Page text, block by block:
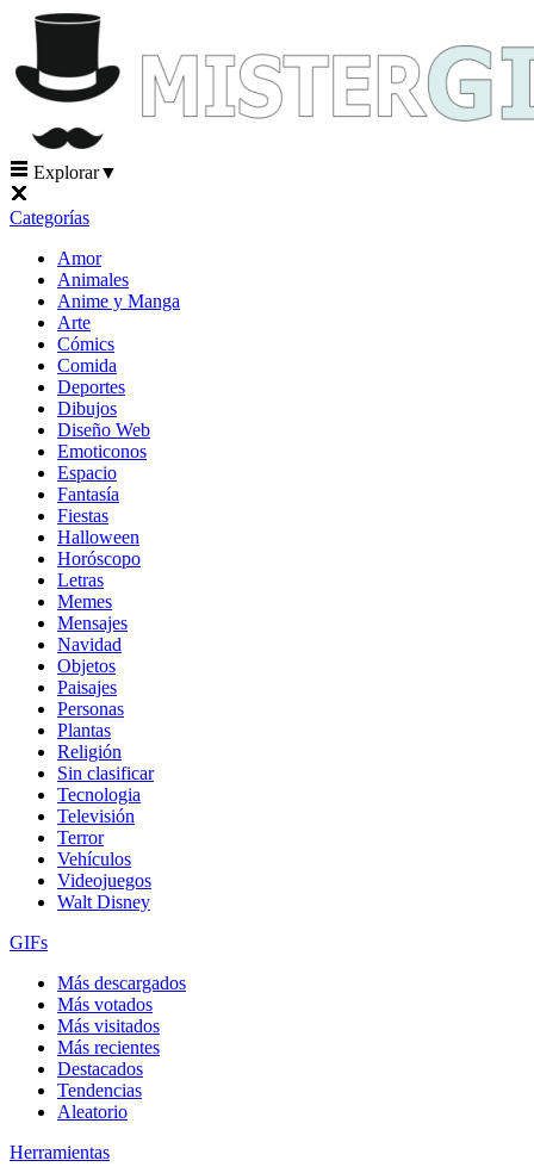
Explorar▼
Categorías
Amor
Animales
Anime y Manga
Arte
Cómics
Comida
Deportes
Dibujos
Diseño Web
Emoticonos
Espacio
Fantasía
Fiestas
Halloween
Horóscopo
Letras
Memes
Mensajes
Navidad
Objetos
Paisajes
Personas
Plantas
Religión
Sin clasificar
Tecnologia
Televisión
Terror
Vehículos
Videojuegos
Walt Disney
GIFs
Más descargados
Más votados
Más visitados
Más recientes
Destacados
Tendencias
Aleatorio
Herramientas